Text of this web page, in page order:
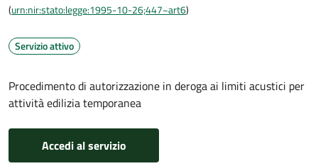
(urn:nir:stato:legge:1995-10-26;447~art6)
Servizio attivo
Procedimento di autorizzazione in deroga ai limiti acustici per
attività edilizia temporanea
Accedi al servizio